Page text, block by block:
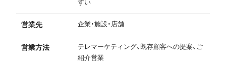
すい
営業先 企業・施設・店舗
営業方法
テレマーケティング、既存顧客への提案、ご
紹介営業